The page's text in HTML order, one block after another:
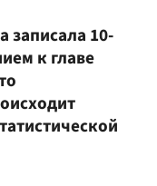
записала 10-
к главе